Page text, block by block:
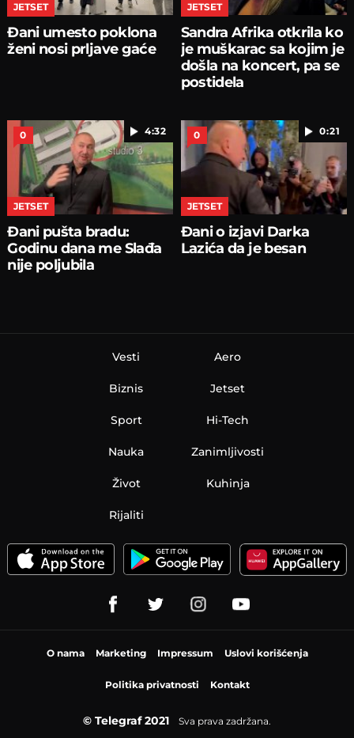
JETSET
Đani umesto poklona
ženi nosi prljave gaće
JETSET
Sandra Afrika otkrila ko
je muškarac sa kojim je
došla na koncert, pa se
postidela
4:32
0
JETSET
Đani pušta bradu:
Godinu dana me Slađa
nije poljubila
0:21
0
JETSET
Đani o izjavi Darka
Lazića da je besan
Vesti
Biznis
Sport
Nauka
Aero
Jetset
Hi-Tech
Zanimljivosti
Život Kuhinja
Rijaliti
O nama Marketing Impressum Uslovi korišćenja
Politika privatnosti Kontakt
© Telegraf 2021 Sva prava zadržana.